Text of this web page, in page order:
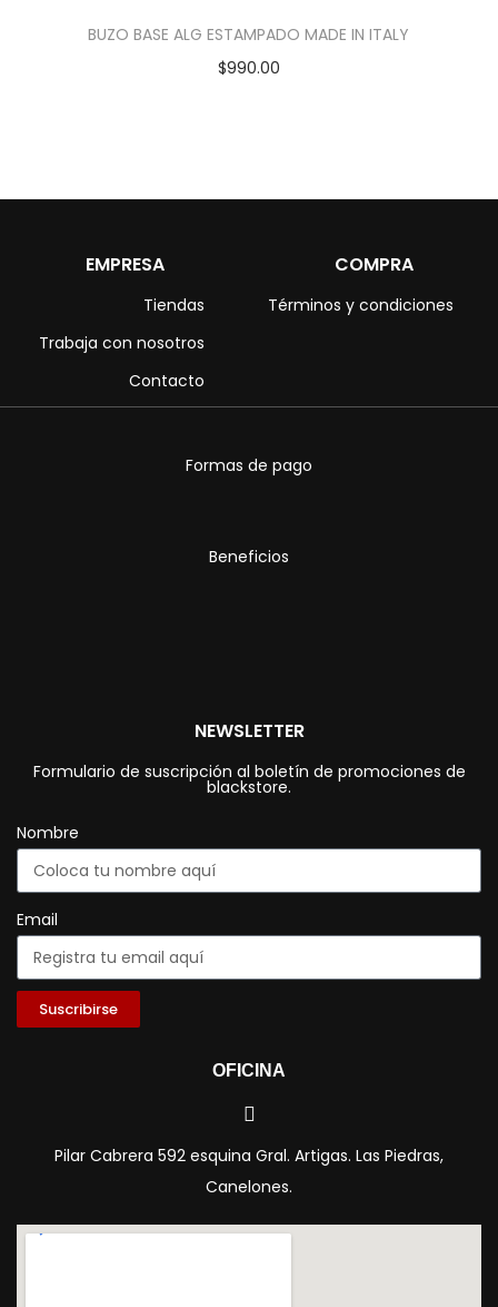
BUZO BASE ALG ESTAMPADO MADE IN ITALY
$990.00
EMPRESA
Tiendas
Trabaja con nosotros
Contacto
COMPRA
Términos y condiciones
Formas de pago
Beneficios
NEWSLETTER
Formulario de suscripción al boletín de promociones de
blackstore.
Nombre
Email
Suscribirse
OFICINA
Pilar Cabrera 592 esquina Gral. Artigas. Las Piedras,
Canelones.